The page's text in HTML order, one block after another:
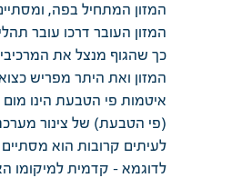
המזון המתחיל בפה,
המזון העובר דרכו עובר
כך שהגוף מנצל את
המזון ואת היתר מפריש
איטמות פי הטבעת הינו
(פי הטבעת) של צינור
לעיתים קרובות הוא
לדוגמא - קדמית למיקומו